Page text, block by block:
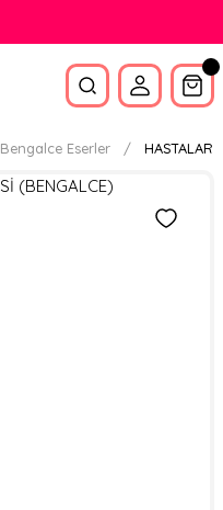
Bengalce Eserler HASTALAR